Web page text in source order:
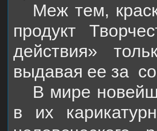
Меж тем,
продукт
действия»
выдавая ее за
В мире
в их